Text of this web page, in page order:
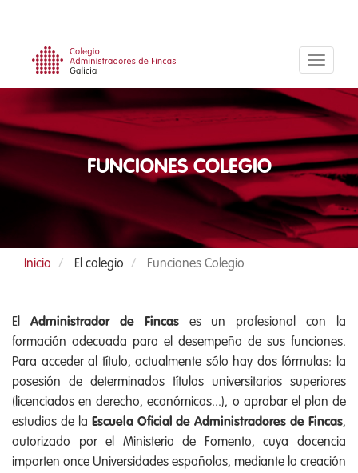
contenido
principal
FUNCIONES COLEGIO
Inicio El colegio Funciones Colegio
El Administrador de Fincases un profesional con la
formación adecuada para el desempeño de sus funciones.
Para acceder al título, actualmente sólo hay dos fórmulas: la
posesión de determinados títulos universitarios superiores
(licenciados en derecho, económicas...), o aprobar el plan de
estudios de la Escuela Oficial de Administradores de Fincas,
autorizado por el Ministerio de Fomento, cuya docencia
imparten once Universidades españolas, mediante la creación